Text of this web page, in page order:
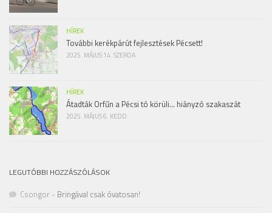
HÍREK
További kerékpárút fejlesztések Pécsett!
2025. MÁJUS 14. SZERDA
HÍREK
Átadták Orfűn a Pécsi tó körüli… hiányzó szakaszát
2025. MÁJUS 6. KEDD
LEGUTÓBBI HOZZÁSZÓLÁSOK
Csongor - Bringával csak óvatosan!